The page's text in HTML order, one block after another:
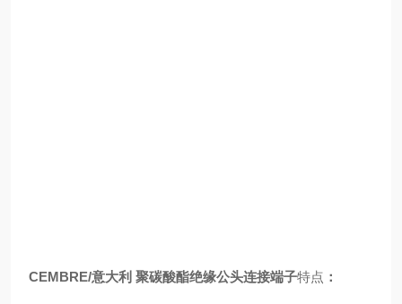
CEMBRE/意大利 聚碳酸酯绝缘公头连接端子特点 ：